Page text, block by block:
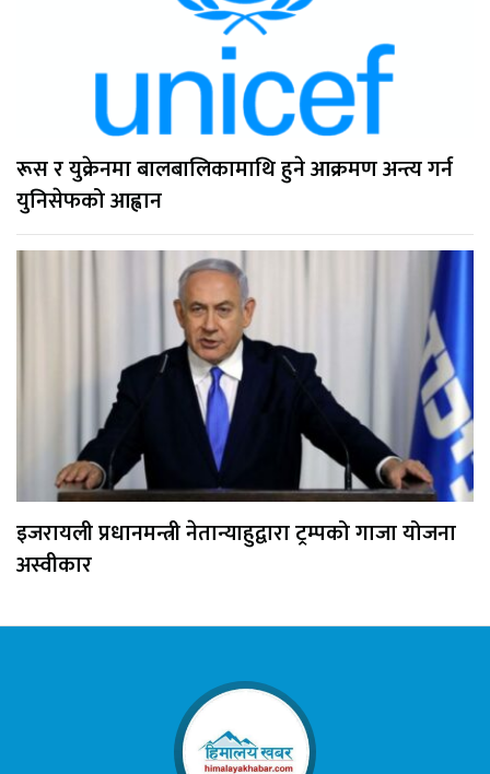
रूस र युक्रेनमा बालबालिकामाथि हुने आक्रमण अन्त्य गर्न
युनिसेफको आह्वान
इजरायली प्रधानमन्त्री नेतान्याहुद्वारा ट्रम्पको गाजा योजना
अस्वीकार